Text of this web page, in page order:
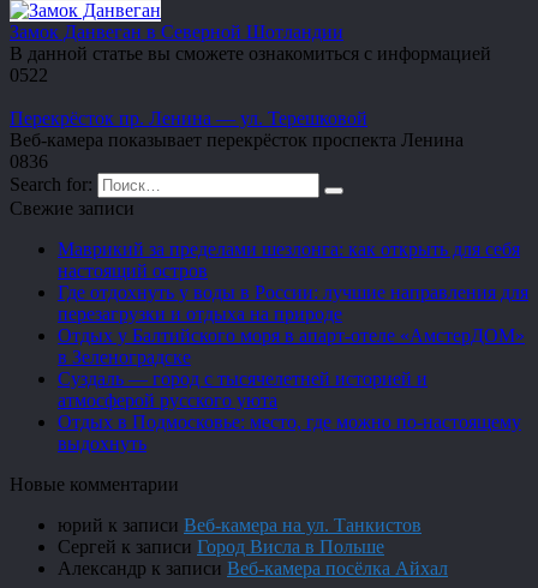
Замок Данвеган в Северной Шотландии
В данной статье вы сможете ознакомиться с информацией
0522
Перекрёсток пр. Ленина — ул. Терешковой
Веб-камера показывает перекрёсток проспекта Ленина
0836
Search for:
Свежие записи
Маврикий за пределами шезлонга: как открыть для себя
настоящий остров
Где отдохнуть у воды в России: лучшие направления для
перезагрузки и отдыха на природе
Отдых у Балтийского моря в апарт-отеле «АмстерДОМ»
в Зеленоградске
Суздаль — город с тысячелетней историей и
атмосферой русского уюта
Отдых в Подмосковье: место, где можно по-настоящему
выдохнуть
Новые комментарии
юрий к записи Веб-камера на ул. Танкистов
Сергей к записи Город Висла в Польше
Александр к записи Веб-камера посёлка Айхал